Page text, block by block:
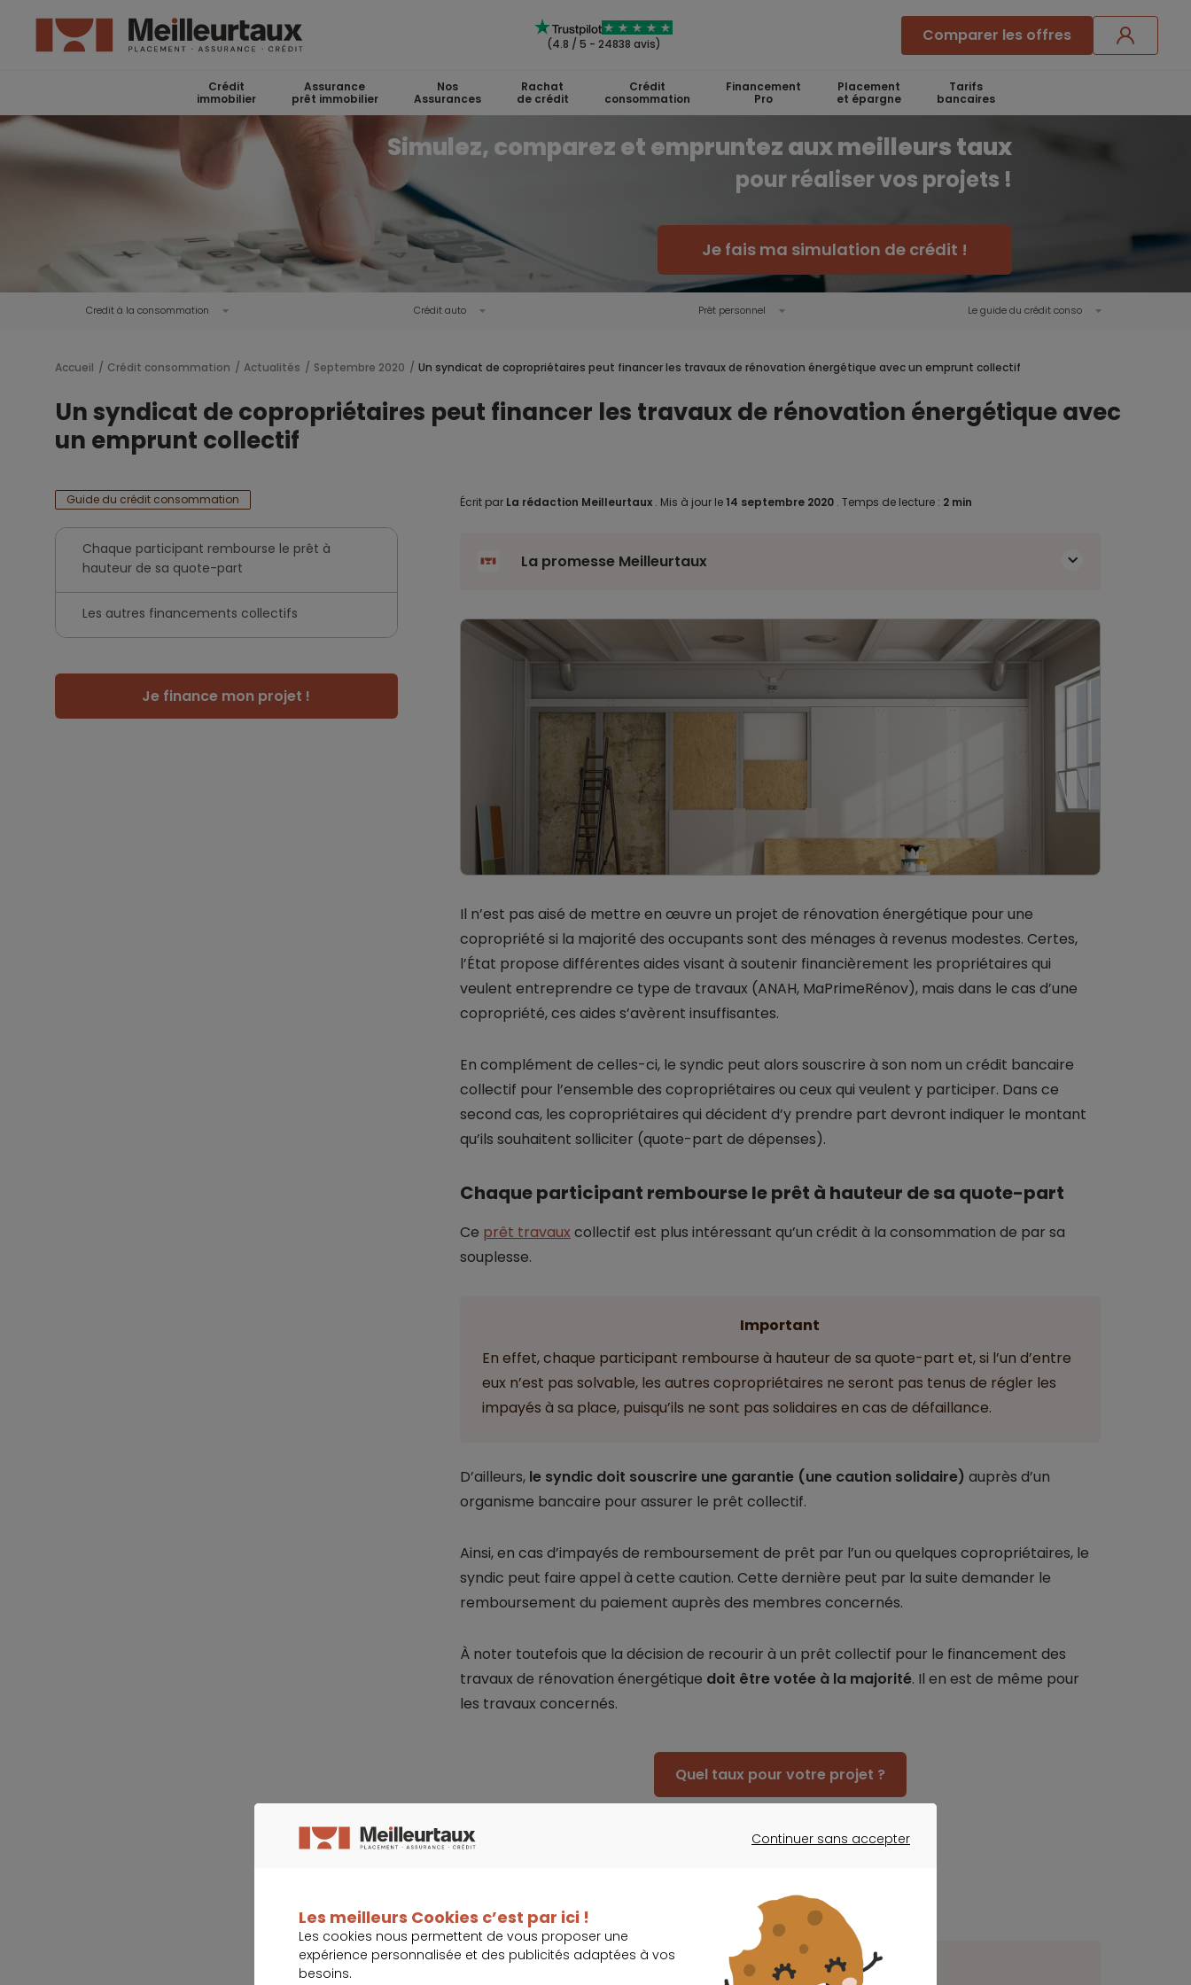
(4.8 / 5 - 24838 avis) Comparer les offres
Crédit
immobilier
Assurance
prêt immobilier
Nos
Assurances
Rachat
de crédit
Crédit
consommation
Financement
Pro
Placement
et épargne
Tarifs
bancaires
Simulez, comparez et empruntez aux meilleurs taux
pour réaliser vos projets !
Je fais ma simulation de crédit !
Credit à la consommation Crédit auto Prêt personnel Le guide du crédit conso
Accueil Crédit consommation Actualités Septembre 2020 Un syndicat de copropriétaires peut financer les travaux de rénovation énergétique avec un emprunt collectif
Un syndicat de copropriétaires peut financer les travaux de rénovation énergétique avec
un emprunt collectif
Guide du crédit consommation
Chaque participant rembourse le prêt à
hauteur de sa quote-part
Les autres financements collectifs
Je finance mon projet !
Écrit par La rédaction Meilleurtaux . Mis à jour le 14 septembre 2020 . Temps de lecture : 2 min
La promesse Meilleurtaux
Il n’est pas aisé de mettre en œuvre un projet de rénovation énergétique pour une
copropriété si la majorité des occupants sont des ménages à revenus modestes. Certes,
l’État propose différentes aides visant à soutenir financièrement les propriétaires qui
veulent entreprendre ce type de travaux (ANAH, MaPrimeRénov), mais dans le cas d’une
copropriété, ces aides s’avèrent insuffisantes.
En complément de celles-ci, le syndic peut alors souscrire à son nom un crédit bancaire
collectif pour l’ensemble des copropriétaires ou ceux qui veulent y participer. Dans ce
second cas, les copropriétaires qui décident d’y prendre part devront indiquer le montant
qu’ils souhaitent solliciter (quote-part de dépenses).
Chaque participant rembourse le prêt à hauteur de sa quote-part
Ce prêt travaux collectif est plus intéressant qu’un crédit à la consommation de par sa
souplesse.
Important
En effet, chaque participant rembourse à hauteur de sa quote-part et, si l’un d’entre
eux n’est pas solvable, les autres copropriétaires ne seront pas tenus de régler les
impayés à sa place, puisqu’ils ne sont pas solidaires en cas de défaillance.
D’ailleurs, le syndic doit souscrire une garantie (une caution solidaire) auprès d’un
organisme bancaire pour assurer le prêt collectif.
Ainsi, en cas d’impayés de remboursement de prêt par l’un ou quelques copropriétaires, le
syndic peut faire appel à cette caution. Cette dernière peut par la suite demander le
remboursement du paiement auprès des membres concernés.
À noter toutefois que la décision de recourir à un prêt collectif pour le financement des
travaux de rénovation énergétique doit être votée à la majorité. Il en est de même pour
les travaux concernés.
Quel taux pour votre projet ?
Les autres financements collectifs
Important
Continuer sans accepter
Les meilleurs Cookies c’est par ici !
Les cookies nous permettent de vous proposer une
expérience personnalisée et des publicités adaptées à vos
besoins.